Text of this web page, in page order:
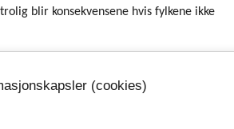
blir konsekvensene hvis fylkene ikke
alle fylkene
i egenskap av å være nestleder i
(cookies)